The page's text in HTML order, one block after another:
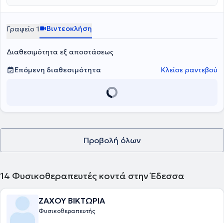
Γραφείο 1 Βιντεοκλήση
Διαθεσιμότητα εξ αποστάσεως
Επόμενη διαθεσιμότητα
Κλείσε ραντεβού
Προβολή όλων
14 Φυσικοθεραπευτές κοντά στην Έδεσσα
ΖΑΧΟΥ ΒΙΚΤΩΡΙΑ
Φυσικοθεραπευτής